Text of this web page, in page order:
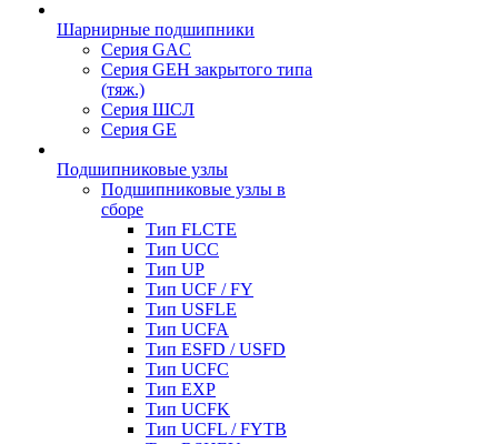
Шарнирные подшипники
Серия GAC
Серия GEH закрытого типа
(тяж.)
Серия ШСЛ
Серия GE
Подшипниковые узлы
Подшипниковые узлы в
сборе
Тип FLCTE
Тип UCC
Тип UP
Тип UCF / FY
Тип USFLE
Тип UCFA
Тип ESFD / USFD
Тип UCFC
Тип EXP
Тип UCFK
Тип UCFL / FYTB